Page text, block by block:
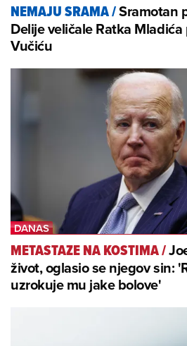
NEMAJU SRAMA/Sramotan
Delije veličale Ratka
Vučiću
METASTAZE NA KOSTIMA/
život, oglasio se njegov sin:
uzrokuje mu jake bolove'